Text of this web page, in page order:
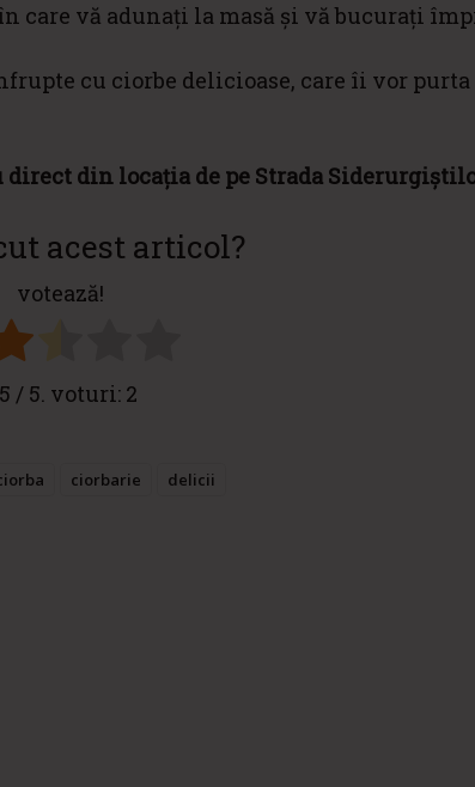
vă adunați la masă și vă bucurați
cu ciorbe delicioase, care îi vor
din locația de pe Strada
acest articol?
votează!
/ 5. voturi: 2
ciorbarie delicii